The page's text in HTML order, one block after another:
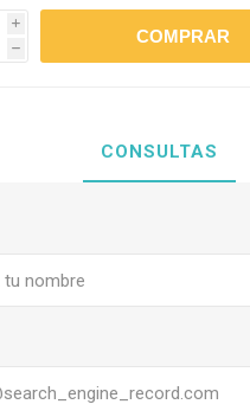
i
h
CONSULTAS